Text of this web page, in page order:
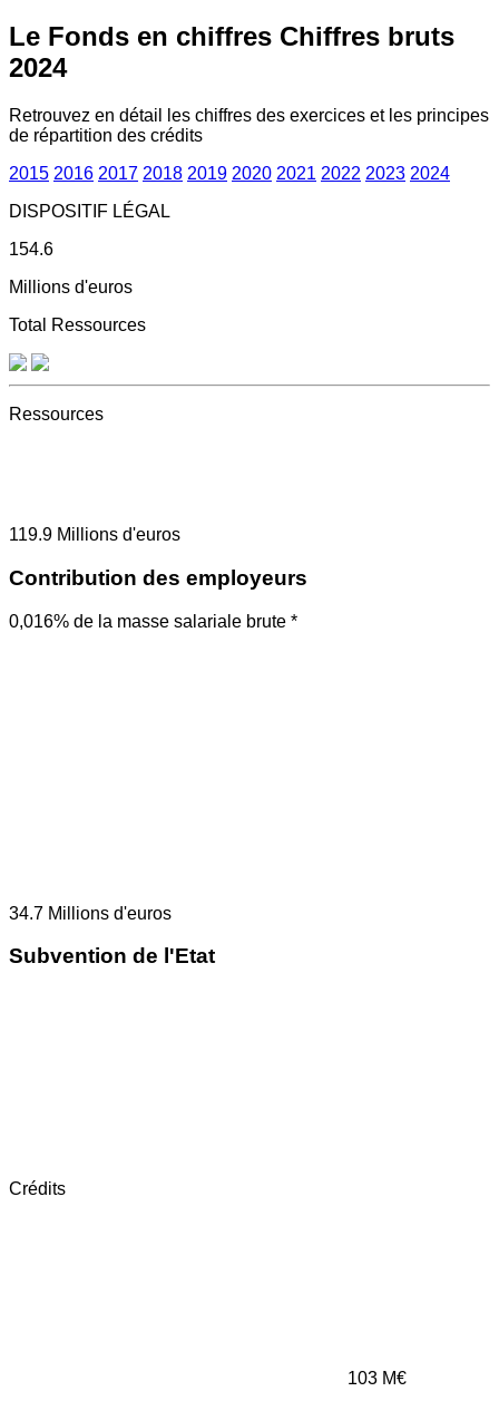
Le Fonds en chiffres Chiffres bruts
2024
Retrouvez en détail les chiffres des exercices et les principes
de répartition des crédits
2015 2016 2017 2018 2019 2020 2021 2022 2023 2024
DISPOSITIF LÉGAL
154.6
Millions d'euros
Total Ressources
Ressources
119.9 Millions d'euros
Contribution des employeurs
0,016% de la masse salariale brute *
34.7 Millions d'euros
Subvention de l'Etat
Crédits
103 M€